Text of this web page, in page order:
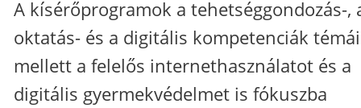
A kísérőprogramok a tehetséggondozás-,
oktatás- és a digitális kompetenciák témái
mellett a felelős internethasználatot és a
digitális gyermekvédelmet is fókuszba